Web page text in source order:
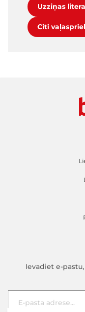
Uzziņas
Citi
Ievadiet e-